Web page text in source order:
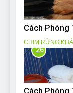
Cách Phòng
CHIM RỪNG
26